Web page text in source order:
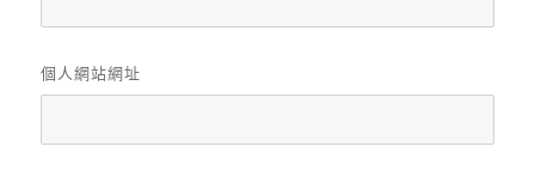
個人網站網址